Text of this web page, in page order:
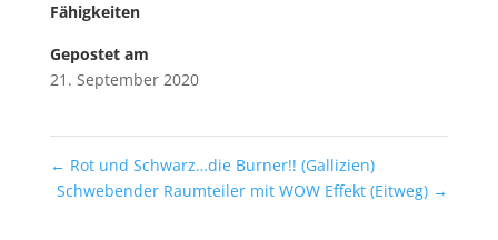
Fähigkeiten
Gepostet am
21. September 2020
← Rot und Schwarz…die Burner!! (Gallizien)
Schwebender Raumteiler mit WOW Effekt (Eitweg) →